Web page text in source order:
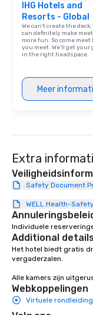
IHG Hotels and
Resorts - Global
We can't create the
can definitely make
more fun. So come meet
you meet. We'll get your
in the right headspace.
Meer
Extra
Safety Document
WELL Health-
Individuele
Additional
Het hotel biedt gratis
vergaderzalen.
Alle kamers zijn
Webkoppelingen
Virtuele rondleiding